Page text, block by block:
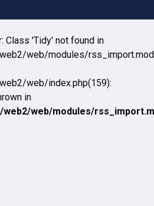
Class 'Tidy' not found in
web/modules/
web/index.php(159):
in
web/modules/